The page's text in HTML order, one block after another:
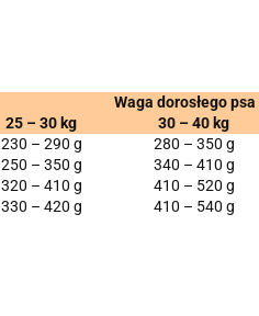
Waga dorosłego
25 – 30 kg
30 – 40 kg
230 – 290 g
280 – 350 g
250 – 350 g
340 – 410 g
320 – 410 g
410 – 520 g
330 – 420 g 410 – 540 g